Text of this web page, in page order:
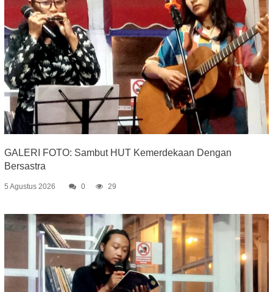
GALERI FOTO: Sambut HUT Kemerdekaan Dengan
Bersastra
5 Agustus 2026 0 29